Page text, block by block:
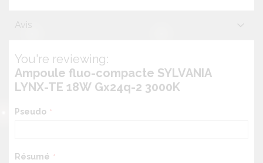
Avis
You're reviewing:
Ampoule fluo-compacte SYLVANIA
LYNX-TE 18W Gx24q-2 3000K
Pseudo
Résumé